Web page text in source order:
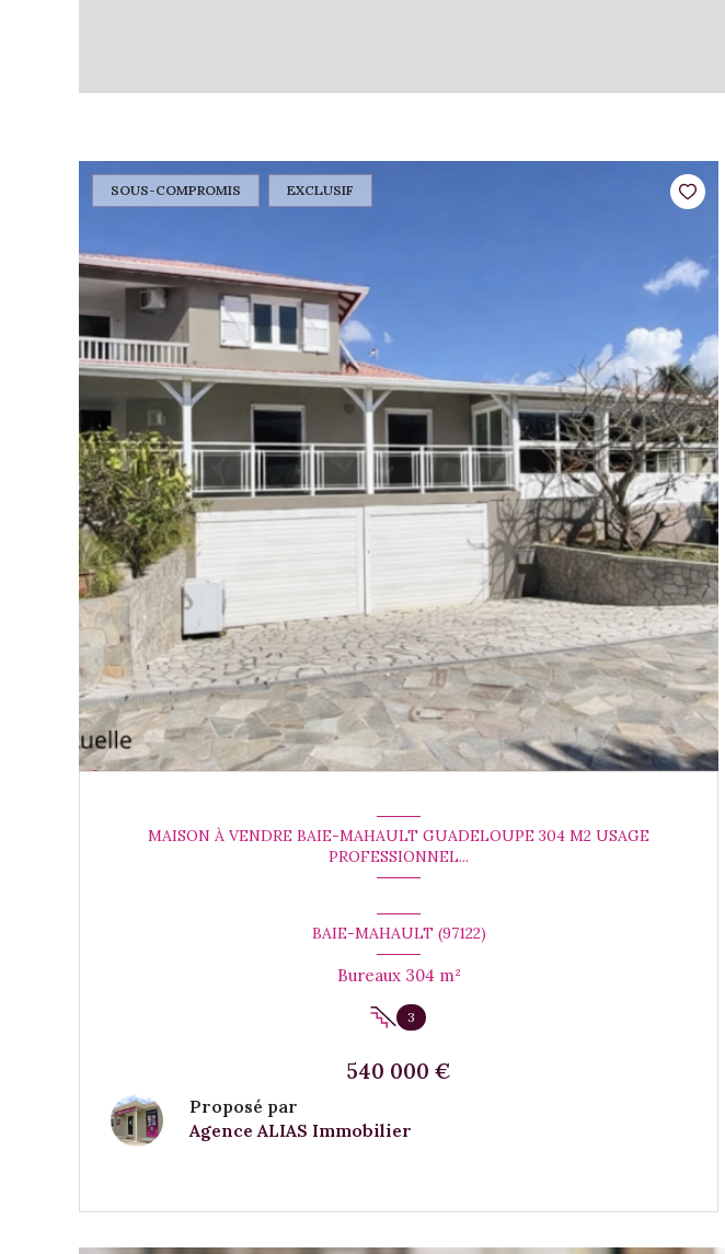
SOUS-COMPROMIS EXCLUSIF
MAISON À VENDRE BAIE-MAHAULT GUADELOUPE 304 M2 USAGE
PROFESSIONNEL...
BAIE-MAHAULT (97122)
Bureaux 304 m²
3
540 000 €
Proposé par
Agence ALIAS Immobilier